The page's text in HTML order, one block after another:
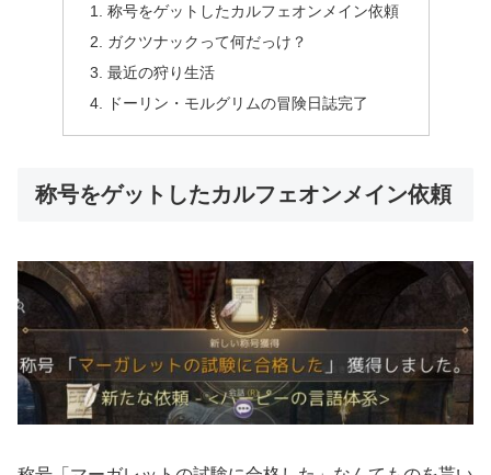
称号をゲットしたカルフェオンメイン依頼
ガクツナックって何だっけ？
最近の狩り生活
ドーリン・モルグリムの冒険日誌完了
称号をゲットしたカルフェオンメイン依頼